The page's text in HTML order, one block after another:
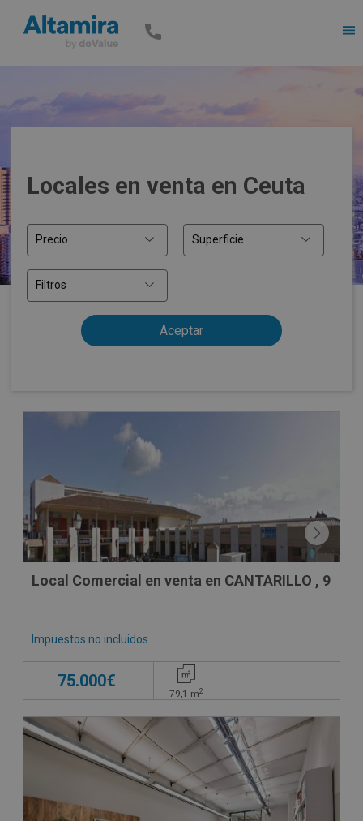
Locales en venta en Ceuta
Precio Superficie
Filtros
CESIÓN DE REMATE
Local Comercial en venta en CANTARILLO , 9
Impuestos no incluidos
75.000€
79,1 m2